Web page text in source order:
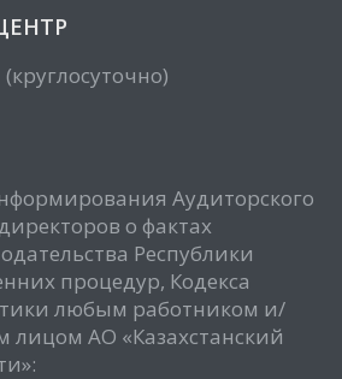
Аудиторского
о фактах
Республики
процедур, Кодекса
любым работником и/
АО «Казахстанский